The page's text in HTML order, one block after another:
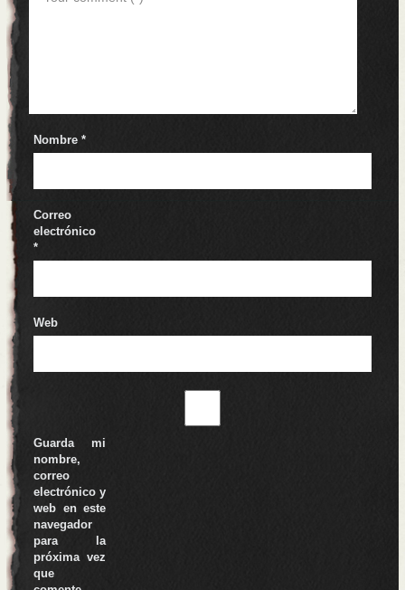
Nombre*
Correo
electrónico
*
Web
Guarda mi
nombre,
correo
electrónico y
web en este
navegador
para la
próxima vez
que